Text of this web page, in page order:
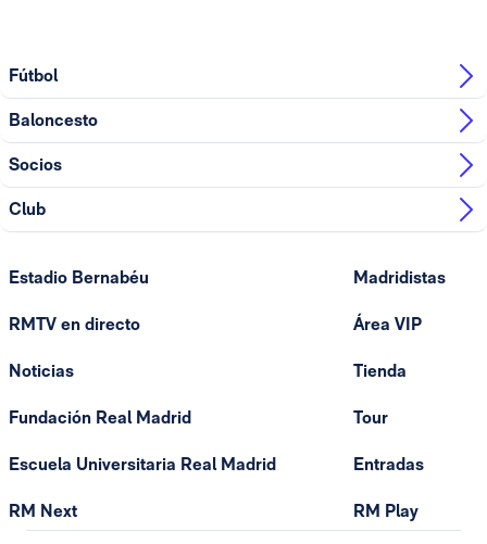
Fútbol
Baloncesto
Socios
Club
Estadio Bernabéu
RMTV en directo
Noticias
Fundación Real Madrid
Escuela Universitaria Real Madrid
RM Next
Madridistas
Área VIP
Tienda
Tour
Entradas
RM Play